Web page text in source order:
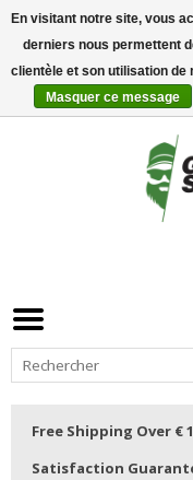
Free Shipping Over €
Satisfaction
En visitant notre site, vous
derniers nous permettent
clientèle et son utilisation de
Masquer ce message